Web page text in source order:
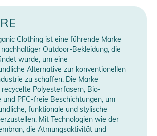
Picture für nachhaltige Qualität und Design
von 80 GR/M2 Polyester im Stoff
gerne Freestyle-Linien im Snowpark fahren.
bieten praktischen
und halten Ihre Hände für wichtige
10K/10K; Teflon Ecoelite PFC free
blue
Herstellerangaben
anzeigen
Clothing ist eine führende Marke
Outdoor-Bekleidung, die
wurde, um eine
Alternative zur konventionellen
zu schaffen. Die Marke
Polyesterfasern, Bio-
und PFC-freie Beschichtungen, um
funktionale und stylische
Mit Technologien wie der
die Atmungsaktivität und